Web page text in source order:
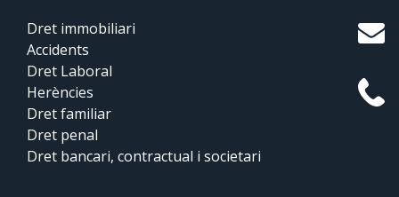
Dret immobiliari
Accidents
Dret Laboral
Herències
Dret familiar
Dret penal
Dret bancari, contractual i societari